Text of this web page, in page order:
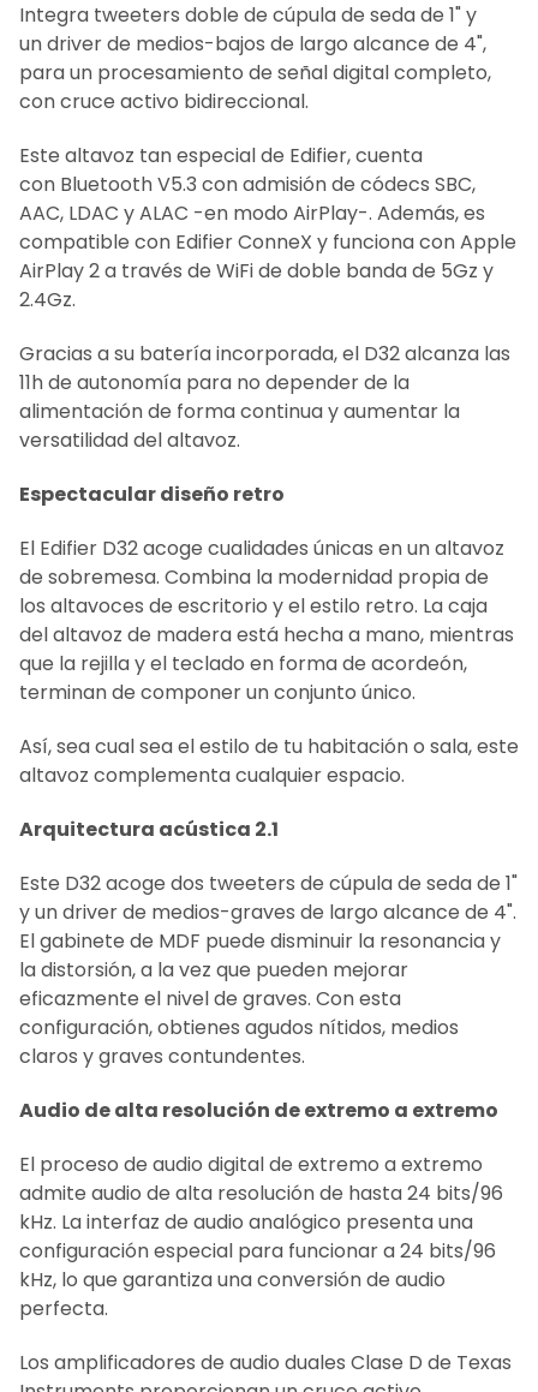
AL CARRITO
Integra tweeters doble de cúpula de seda de 1" y
un driver de medios-bajos de largo alcance de 4",
para un procesamiento de señal digital completo,
con cruce activo bidireccional.
Este altavoz tan especial de Edifier, cuenta
con Bluetooth V5.3 con admisión de códecs SBC,
AAC, LDAC y ALAC -en modo AirPlay-. Además, es
compatible con Edifier ConneX y funciona con Apple
AirPlay 2 a través de WiFi de doble banda de 5Gz y
2.4Gz.
Gracias a su batería incorporada, el D32 alcanza las
11h de autonomía para no depender de la
alimentación de forma continua y aumentar la
versatilidad del altavoz.
Espectacular diseño retro
El Edifier D32 acoge cualidades únicas en un altavoz
de sobremesa. Combina la modernidad propia de
los altavoces de escritorio y el estilo retro. La caja
del altavoz de madera está hecha a mano, mientras
que la rejilla y el teclado en forma de acordeón,
terminan de componer un conjunto único.
Así, sea cual sea el estilo de tu habitación o sala, este
altavoz complementa cualquier espacio.
Arquitectura acústica 2.1
Este D32 acoge dos tweeters de cúpula de seda de 1"
y un driver de medios-graves de largo alcance de 4".
El gabinete de MDF puede disminuir la resonancia y
la distorsión, a la vez que pueden mejorar
eficazmente el nivel de graves. Con esta
configuración, obtienes agudos nítidos, medios
claros y graves contundentes.
Audio de alta resolución de extremo a extremo
El proceso de audio digital de extremo a extremo
admite audio de alta resolución de hasta 24 bits/96
kHz. La interfaz de audio analógico presenta una
configuración especial para funcionar a 24 bits/96
kHz, lo que garantiza una conversión de audio
perfecta.
Los amplificadores de audio duales Clase D de Texas